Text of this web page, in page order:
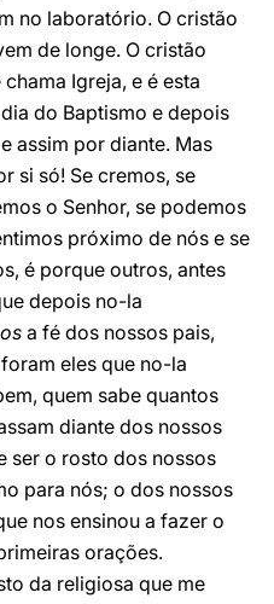
no laboratório. O cristão
de longe. O cristão
Igreja, e é esta
do Baptismo e depois
assim por diante. Mas
si só! Se cremos, se
o Senhor, se podemos
próximo de nós e se
é porque outros, antes
depois no-la
a fé dos nossos pais,
eles que no-la
quem sabe quantos
diante dos nossos
ser o rosto dos nossos
para nós; o dos nossos
nos ensinou a fazer o
orações.
da religiosa que me